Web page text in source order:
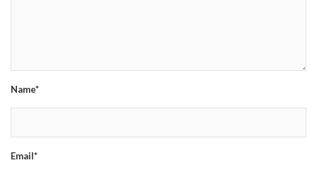
Name*
Email*